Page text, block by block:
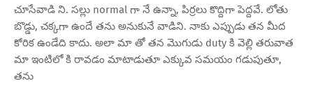
చూసేవాడి ని. సల్లు normal గా నే ఉన్నా, పిర్రలు కొద్దిగా పెద్దవే. లోతు
బొడ్డు, చక్కగా ఉందే తను అనుకునే వాడిని. నాకు ఎప్పుడు తన మీద
కోరిక ఉండేది కాదు. అలా మా తో తన మొగుడు duty కి వెల్లి తరువాత
మా ఇంటిలో కి రావడం మాటాడుతూ ఎక్కువ సమయం గడుపుతూ,
తను